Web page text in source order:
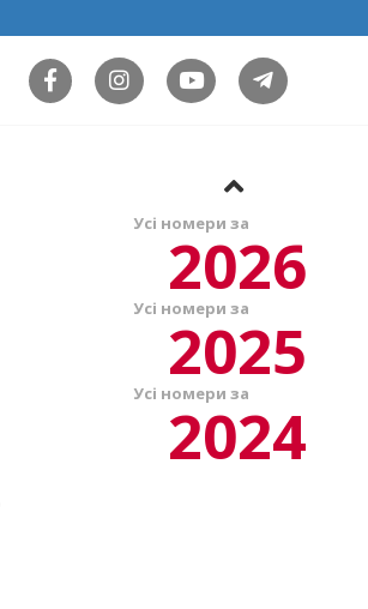
Усі номери за
2026
Усі номери за
2025
Усі номери за
2024